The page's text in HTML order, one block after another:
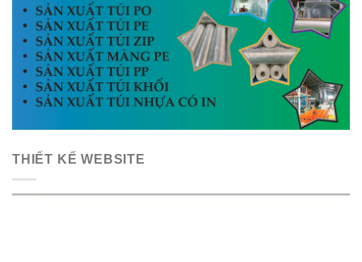
THIẾT KẾ WEBSITE